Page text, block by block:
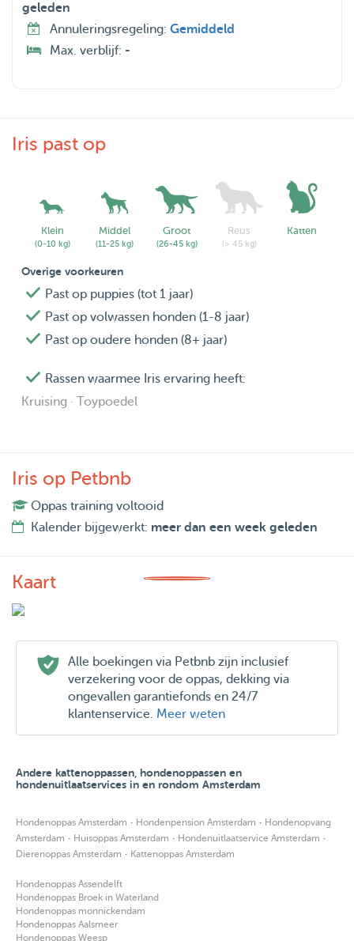
geleden
Annuleringsregeling: Gemiddeld
Max. verblijf: -
Iris past op
Klein
(0-10 kg)
Middel
(11-25 kg)
Groot
(26-45 kg)
Reus
(> 45 kg)
Katten
Overige voorkeuren
Past op puppies (tot 1 jaar)
Past op volwassen honden (1-8 jaar)
Past op oudere honden (8+ jaar)
Rassen waarmee Iris ervaring heeft:
Kruising · Toypoedel
Iris op Petbnb
Oppas training voltooid
Kalender bijgewerkt: meer dan een week geleden
Kaart
Alle boekingen via Petbnb zijn inclusief
verzekering voor de oppas, dekking via
ongevallen garantiefonds en 24/7
klantenservice. Meer weten
Andere kattenoppassen, hondenoppassen en
hondenuitlaatservices in en rondom Amsterdam
Hondenoppas Amsterdam · Hondenpension Amsterdam · Hondenopvang
Amsterdam · Huisoppas Amsterdam · Hondenuitlaatservice Amsterdam ·
Dierenoppas Amsterdam · Kattenoppas Amsterdam
Hondenoppas Assendelft
Hondenoppas Broek in Waterland
Hondenoppas monnickendam
Hondenoppas Aalsmeer
Hondenoppas Weesp